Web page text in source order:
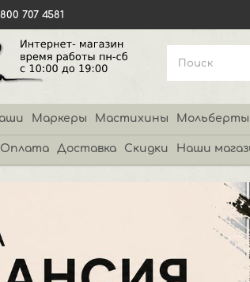
707 4581
Маркеры Мастихины Мольберты
Оплата Доставка Скидки Наши